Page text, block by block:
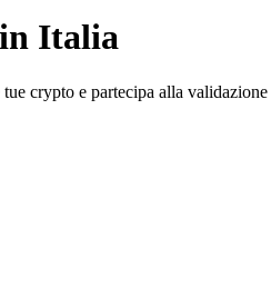
Italia
crypto e partecipa alla